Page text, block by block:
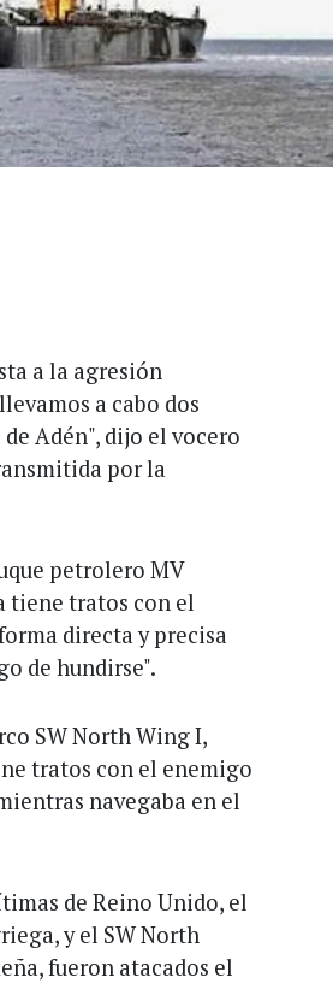
a la agresión
a cabo dos
Adén", dijo el vocero
por la
petrolero MV
tiene tratos con el
directa y precisa
de hundirse".
SW North Wing I,
tratos con el enemigo
navegaba en el
de Reino Unido, el
y el SW North
fueron atacados el